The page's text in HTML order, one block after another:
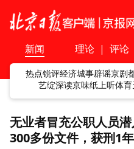
新闻 理论 | 评论
热点锐评经济城事辟谣京剧
艺绽深读京味纸上听体育
无业者冒充公职人员
300多份文件，获刑1年